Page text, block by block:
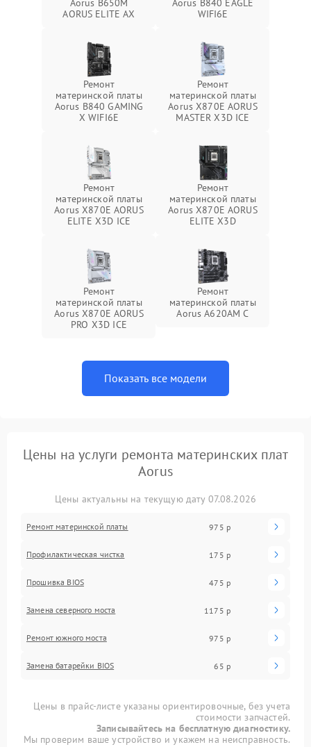
Aorus B650M
AORUS ELITE AX
Aorus B840 EAGLE
WIFI6E
Ремонт
материнской платы
Aorus B840 GAMING
X WIFI6E
Ремонт
материнской платы
Aorus X870E AORUS
MASTER X3D ICE
Ремонт
материнской платы
Aorus X870E AORUS
ELITE X3D ICE
Ремонт
материнской платы
Aorus X870E AORUS
ELITE X3D
Ремонт
материнской платы
Aorus X870E AORUS
PRO X3D ICE
Ремонт
материнской платы
Aorus A620AM C
Показать все модели
Цены на услуги ремонта материнских плат
Aorus
Цены актуальны на текущую дату 07.08.2026
Ремонт материнской платы 975 р
Профилактическая чистка 175 р
Прошивка BIOS 475 р
Замена северного моста 1175 р
Ремонт южного моста 975 р
Замена батарейки BIOS 65 р
Цены в прайс-листе указаны ориентировочные, без учета
стоимости запчастей.
Записывайтесь на бесплатную диагностику.
Мы проверим ваше устройство и укажем на неисправность.